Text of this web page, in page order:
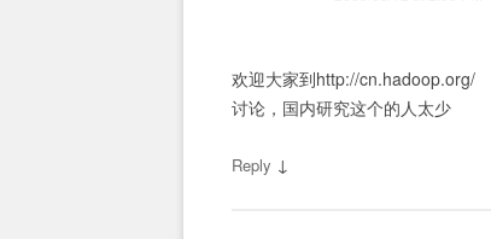
欢迎大家到http://cn.hadoop.org/
讨论，国内研究这个的人太少
Reply ↓